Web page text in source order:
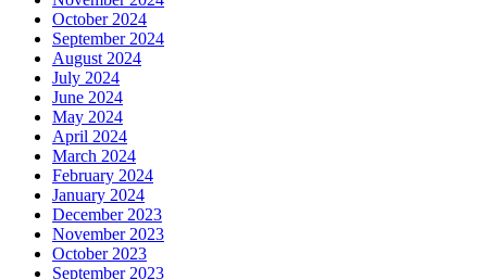
October 2024
September 2024
August 2024
July 2024
June 2024
May 2024
April 2024
March 2024
February 2024
January 2024
December 2023
November 2023
October 2023
September 2023